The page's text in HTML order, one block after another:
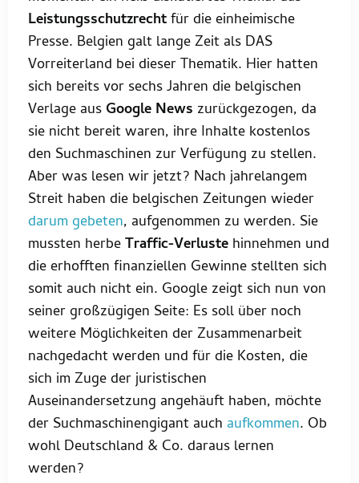
Leistungsschutzrechtfür die einheimische
Presse. Belgien galt lange Zeit als DAS
Vorreiterland bei dieser Thematik. Hier hatten
sich bereits vor sechs Jahren die belgischen
Verlage aus Google News zurückgezogen, da
sie nicht bereit waren, ihre Inhalte kostenlos
den Suchmaschinen zur Verfügung zu stellen.
Aber was lesen wir jetzt? Nach jahrelangem
Streit haben die belgischen Zeitungen wieder
darum gebeten, aufgenommen zu werden. Sie
mussten herbeTraffic-Verluste hinnehmen und
die erhofften finanziellen Gewinne stellten sich
somit auch nicht ein. Google zeigt sich nun von
seiner großzügigen Seite: Es soll über noch
weitere Möglichkeiten der Zusammenarbeit
nachgedacht werden und für die Kosten, die
sich im Zuge der juristischen
Auseinandersetzung angehäuft haben, möchte
der Suchmaschinengigant auch aufkommen. Ob
wohl Deutschland & Co. daraus lernen
werden?